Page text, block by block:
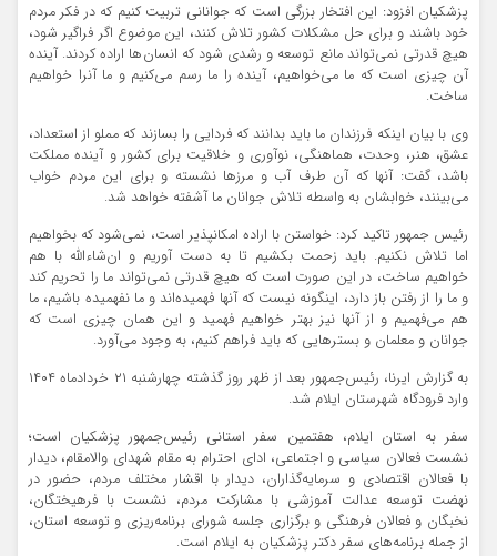
پزشکیان افزود: این افتخار بزرگی است که جوانانی تربیت کنیم که در فکر مردم
خود باشند و برای حل مشکلات کشور تلاش کنند، این موضوع اگر فراگیر شود،
هیچ قدرتی نمی‌تواند مانع توسعه و رشدی شود که انسان‌ها اراده کردند. آینده
آن چیزی است که ما می‌خواهیم، آینده را ما رسم می‌کنیم و ما آنرا خواهیم
ساخت.
وی با بیان اینکه فرزندان ما باید بدانند که فردایی را بسازند که مملو از استعداد،
عشق، هنر، وحدت، هماهنگی، نوآوری و خلاقیت برای کشور و آینده مملکت
باشد، گفت: آنها که آن طرف آب و مرزها نشسته و برای این مردم خواب
می‌بینند، خوابشان به واسطه تلاش جوانان ما آشفته خواهد شد.
رئیس جمهور تاکید کرد: خواستن با اراده امکانپذیر است، نمی‌شود که بخواهیم
اما تلاش نکنیم. باید زحمت بکشیم تا به دست آوریم و ان‌شاءالله با هم
خواهیم ساخت، در این صورت است که هیچ قدرتی نمی‌تواند ما را تحریم کند
و ما را از رفتن باز دارد، اینگونه نیست که آنها فهمیده‌اند و ما نفهمیده باشیم، ما
هم می‌فهمیم و از آنها نیز بهتر خواهیم فهمید و این همان چیزی است که
جوانان و معلمان و بسترهایی که باید فراهم کنیم، به وجود می‌آورد.
به گزارش ایرنا، رئیس‌جمهور بعد از ظهر روز گذشته چهارشنبه ۲۱ خردادماه ۱۴۰۴
وارد فرودگاه شهرستان ایلام شد.
سفر به استان ایلام، هفتمین سفر استانی رئیس‌جمهور پزشکیان است؛
نشست فعالان سیاسی و اجتماعی، ادای احترام به مقام شهدای والامقام، دیدار
با فعالان اقتصادی و سرمایه‌گذاران، دیدار با اقشار مختلف مردم، حضور در
نهضت توسعه عدالت آموزشی با مشارکت مردم، نشست با فرهیختگان،
نخبگان و فعالان فرهنگی و برگزاری جلسه شورای برنامه‌ریزی و توسعه استان،
از جمله برنامه‌های سفر دکتر پزشکیان به ایلام است.